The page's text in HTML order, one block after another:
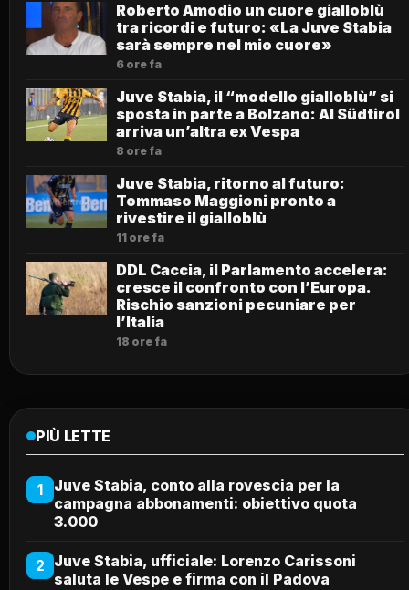
Roberto Amodio un cuore gialloblù
tra ricordi e futuro: «La Juve Stabia
sarà sempre nel mio cuore»
6 ore fa
Juve Stabia, il “modello gialloblù” si
sposta in parte a Bolzano: Al Südtirol
arriva un’altra ex Vespa
8 ore fa
Juve Stabia, ritorno al futuro:
Tommaso Maggioni pronto a
rivestire il gialloblù
11 ore fa
DDL Caccia, il Parlamento accelera:
cresce il confronto con l’Europa.
Rischio sanzioni pecuniare per
l’Italia
18 ore fa
PIÙ LETTE
1
Juve Stabia, conto alla rovescia per la
campagna abbonamenti: obiettivo quota
3.000
2 Juve Stabia, ufficiale: Lorenzo Carissoni
saluta le Vespe e firma con il Padova